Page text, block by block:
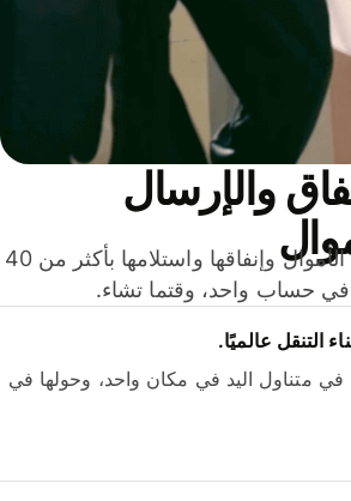
والإرسال
وفّر المال عند إرسال الأموال وإنفاقها واستلامها بأكثر من 40
حساب واحد، وقتما تشاء.
التنقل عالميًا.
متناول اليد في مكان واحد، وحولها في